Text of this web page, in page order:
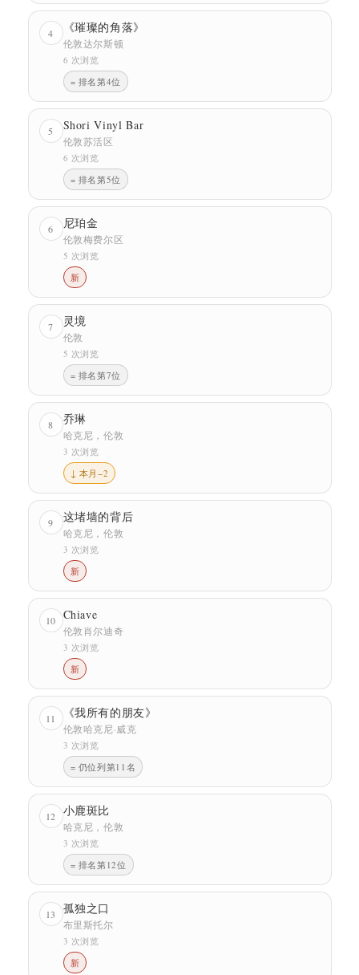
4 《璀璨的角落》
伦敦达尔斯顿
6 次浏览
= 排名第4位
5 Shori Vinyl Bar
伦敦苏活区
6 次浏览
= 排名第5位
6 尼珀金
伦敦梅费尔区
5 次浏览
新
7 灵境
伦敦
5 次浏览
= 排名第7位
8 乔琳
哈克尼，伦敦
3 次浏览
↓ 本月−2
9 这堵墙的背后
哈克尼，伦敦
3 次浏览
新
10 Chiave
伦敦肖尔迪奇
3 次浏览
新
11 《我所有的朋友》
伦敦哈克尼·威克
3 次浏览
= 仍位列第11名
12 小鹿斑比
哈克尼，伦敦
3 次浏览
= 排名第12位
13 孤独之口
布里斯托尔
3 次浏览
新